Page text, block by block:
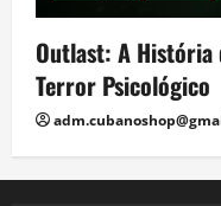
Outlast: A História
Terror Psicológico